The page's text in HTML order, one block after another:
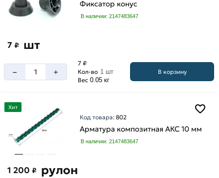
Фиксатор конус
В наличии: 2147483647
7 ₽ шт
– +
7 ₽
Кол-во 1 шт
Вес 0.05 кг
В корзину
Хит
Код товара:802
Арматура композитная АКС 10 мм
В наличии: 2147483647
1 200 ₽ рулон